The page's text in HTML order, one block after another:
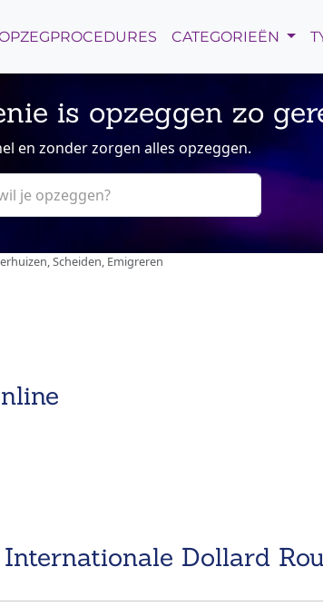
CATEGORIEËN
is opzeggen zo
en zonder zorgen alles opzeggen.
Scheiden, Emigreren
Dollard